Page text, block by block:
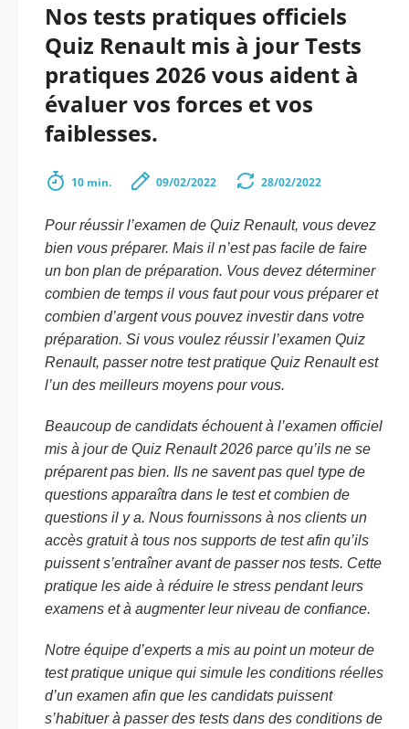
Nos tests pratiques officiels
Quiz Renault mis à jour Tests
pratiques 2026 vous aident à
évaluer vos forces et vos
faiblesses.
10 min. 09/02/2022 28/02/2022
Pour réussir l’examen de Quiz Renault, vous devez
bien vous préparer. Mais il n’est pas facile de faire
un bon plan de préparation. Vous devez déterminer
combien de temps il vous faut pour vous préparer et
combien d’argent vous pouvez investir dans votre
préparation. Si vous voulez réussir l’examen Quiz
Renault, passer notre test pratique Quiz Renault est
l’un des meilleurs moyens pour vous.
Beaucoup de candidats échouent à l’examen officiel
mis à jour de Quiz Renault 2026 parce qu’ils ne se
préparent pas bien. Ils ne savent pas quel type de
questions apparaîtra dans le test et combien de
questions il y a. Nous fournissons à nos clients un
accès gratuit à tous nos supports de test afin qu’ils
puissent s’entraîner avant de passer nos tests. Cette
pratique les aide à réduire le stress pendant leurs
examens et à augmenter leur niveau de confiance.
Notre équipe d’experts a mis au point un moteur de
test pratique unique qui simule les conditions réelles
d’un examen afin que les candidats puissent
s’habituer à passer des tests dans des conditions de